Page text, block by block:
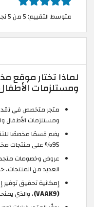
متوسط التقييم: 5 من 5 نجوم بواسطة 5616 مستخدم
لماذا تختار موقع
ومستلزمات
متجر متخصص في
ومستلزمات الأطفال
يضم قسمًا مخصصًا
95% على منتجات مختارة.
العديد من المنتجات،
إمكانية تحقيق
(VAAK9)
، والذي يمنحك خصم 10%